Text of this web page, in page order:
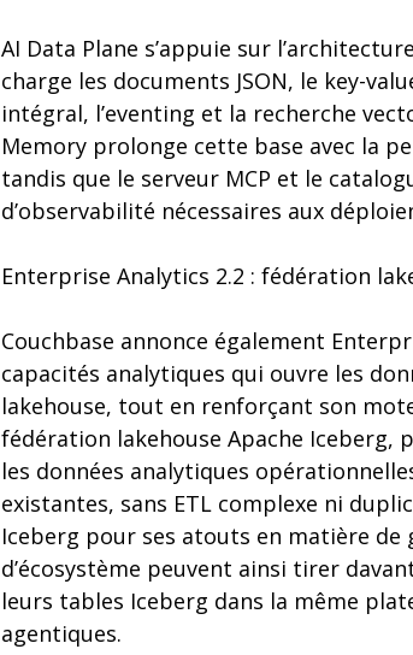
AI Data Plane s’appuie sur
charge les documents JSON, le key-
intégral, l’eventing et la recherche
Memory prolonge cette base avec la
tandis que le serveur MCP et le
d’observabilité nécessaires aux
Enterprise Analytics 2.2 : fédération
Couchbase annonce également
capacités analytiques qui ouvre les
lakehouse, tout en renforçant son
fédération lakehouse Apache Iceberg,
les données analytiques
existantes, sans ETL complexe ni
Iceberg pour ses atouts en matière
d’écosystème peuvent ainsi tirer
leurs tables Iceberg dans la même
agentiques.